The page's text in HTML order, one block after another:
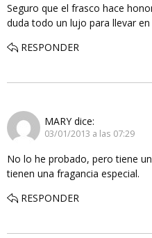
Seguro que el frasco hace
duda todo un lujo para llevar
RESPONDER
MARY dice:
03/01/2013 a las 07:29
No lo he probado, pero tiene
tienen una fragancia especial.
RESPONDER